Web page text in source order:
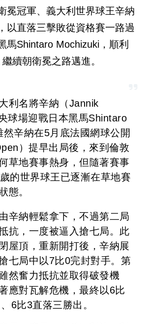
冕冠軍、義大利世界球王辛納
以直落三擊敗從資格賽一路過
馬Shintaro Mochizuki，順利
續朝衛冕之路邁進。
利名將辛納（Jannik
球場迎戰日本黑馬Shintaro
辛納在5月底法國網球公開
）提早出局後，來到倫敦
草地賽事熱身，但隨著賽事
的世界球王已逐漸在草地賽
態。
辛納輕鬆拿下，不過第二局
抗，一度被逼入搶七局。此
屋頂，重新開打後，辛納展
七局中以7比0完封對手。第
然奮力抵抗並取得破發機
應對瓦解危機，最終以6比
6比3直落三勝出。